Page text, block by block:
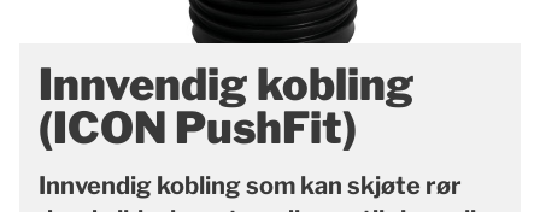
Innvendig kobling
(ICON PushFit)
Innvendig kobling som kan skjøte rør